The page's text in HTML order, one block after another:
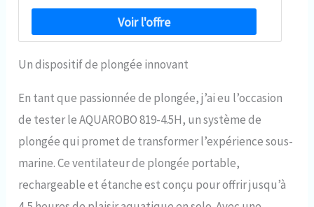
Un dispositif de plongée innovant
En tant que passionnée de plongée, j’ai eu l’occasion
de tester le AQUAROBO 819-4.5H, un système de
plongée qui promet de transformer l’expérience sous-
marine. Ce ventilateur de plongée portable,
rechargeable et étanche est conçu pour offrir jusqu’à